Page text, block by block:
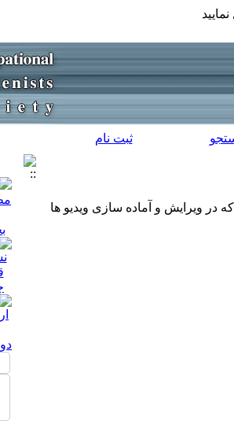
ثبت نام
در ویرایش و آماده سازی ویدیو ها